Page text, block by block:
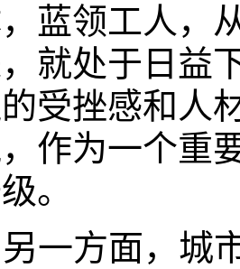
蓝领工人，
就处于日益
受挫感和人
作为一个重
。
一方面，城